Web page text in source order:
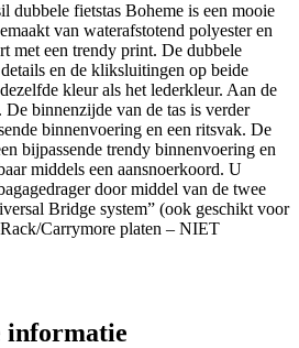
dubbele fietstas Boheme is een mooie
van waterafstotend polyester en
met een trendy print. De dubbele
en de kliksluitingen op beide
kleur als het lederkleur. Aan de
binnenzijde van de tas is verder
binnenvoering en een ritsvak. De
bijpassende trendy binnenvoering en
middels een aansnoerkoord. U
door middel van de twee
Bridge system” (ook geschikt voor
Carrymore platen – NIET
informatie